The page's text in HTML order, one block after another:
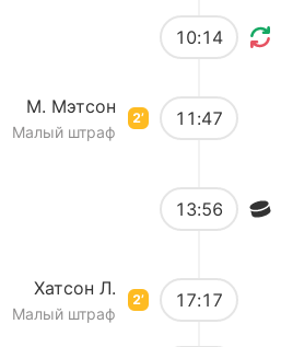
10:14
2’
М. Мэтсон
Малый штраф
11:47
13:56
2’
Хатсон Л.
Малый штраф
17:17